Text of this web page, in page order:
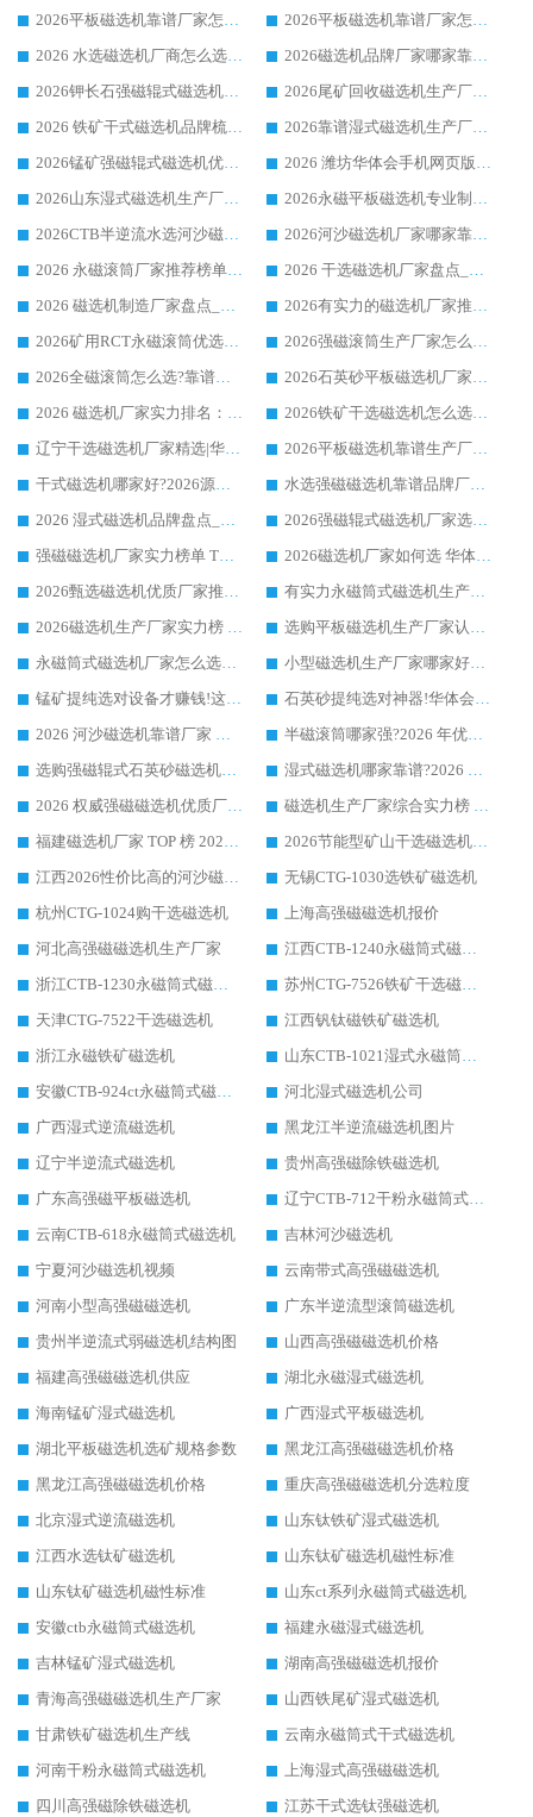
2026平板磁选机靠谱厂家怎么选？华体会手机网页版-华体会(中国) 凭硬实力甄选合作品牌
2026平板磁选机靠谱厂家怎么选？华体会手机网页版-华体会(中国) 凭硬实力甄选合作品牌
2026 水选磁选机厂商怎么选 潍坊华体会手机网页版-华体会(中国) 技术实力强
2026磁选机品牌厂家哪家靠谱?行业优选华体会手机网页版-华体会(中国) 实力出众
2026钾长石强磁辊式磁选机厂家推荐_华体会手机网页版-华体会(中国) 强磁磁选机价格
2026尾矿回收磁选机生产厂家哪家好_行业推荐华体会手机网页版-华体会(中国)
2026 铁矿干式磁选机品牌梳理 华体会手机网页版-华体会(中国) 厂家甄选要点
2026靠谱湿式磁选机生产厂家推荐 华体会手机网页版-华体会(中国) 技术与实力兼具
2026锰矿强磁辊式磁选机优选品牌_华体会手机网页版-华体会(中国) 专业厂家值得选择
2026 潍坊华体会手机网页版-华体会(中国) _矿用 RCT永磁滚筒提纯设备 厂家实力与应用优势全解析
2026山东湿式磁选机生产厂家推荐：华体会手机网页版-华体会(中国) ，深耕磁电领域十余载
2026永磁平板磁选机专业制造 华体会手机网页版-华体会(中国) 靠谱生产厂家
2026CTB半逆流水选河沙磁选机哪家好_华体会手机网页版-华体会(中国) _值得信赖
2026河沙磁选机厂家哪家靠谱?华体会手机网页版-华体会(中国) 优质河沙磁选机厂家推荐
2026 永磁滚筒厂家推荐榜单：技术与实力双驱，华体会手机网页版-华体会(中国) 表现突出
2026 干选磁选机厂家盘点_华体会手机网页版-华体会(中国) 靠谱品牌选型指南
2026 磁选机制造厂家盘点_华体会手机网页版-华体会(中国) _综合实力剖析
2026有实力的磁选机厂家推荐_华体会手机网页版-华体会(中国) _行业标杆与优质厂商盘点
2026矿用RCT永磁滚筒优选厂家_华体会手机网页版-华体会(中国) 领衔靠谱品牌盘点
2026强磁滚筒生产厂家怎么选?行业口碑推荐华体会手机网页版-华体会(中国)
2026全磁滚筒怎么选?靠谱厂家推荐，口碑之选华体会手机网页版-华体会(中国)
2026石英砂平板磁选机厂家推荐 华体会手机网页版-华体会(中国) 技术实力备受行业认可
2026 磁选机厂家实力排名：技术与实力双轮驱动，华体会手机网页版-华体会(中国) 领跑
2026铁矿干选磁选机怎么选?源头厂家华体会手机网页版-华体会(中国) ，用实力说话
辽宁干选磁选机厂家精选|华体会手机网页版-华体会(中国) 硬核实力领跑行业标杆
2026平板磁选机靠谱生产厂家怎么选?行业标杆华体会手机网页版-华体会(中国) ，凭硬实力脱颖而出
干式磁选机哪家好?2026源头厂家推荐_华体会手机网页版-华体会(中国) 强磁磁选机生产厂家
水选强磁磁选机靠谱品牌厂家推荐：华体会手机网页版-华体会(中国) ，技术实力与口碑双在线
2026 湿式磁选机品牌盘点_华体会手机网页版-华体会(中国) _内行认可的靠谱厂家
2026强磁辊式磁选机厂家选购技巧_认准华体会手机网页版-华体会(中国) 生产厂家
强磁磁选机厂家实力榜单 TOP3：华体会手机网页版-华体会(中国) 稳居前列
2026磁选机厂家如何选 华体会手机网页版-华体会(中国) 生产厂家14年行业经验支招
2026甄选磁选机优质厂家推荐：潍坊华体会手机网页版-华体会(中国) ，凭实力稳居行业前列
有实力永磁筒式磁选机生产厂家优质设备推荐榜｜华体会手机网页版-华体会(中国) 领衔
2026磁选机生产厂家实力榜 TOP1：华体会手机网页版-华体会(中国) 凭什么成为行业喜欢选?
选购平板磁选机生产厂家认准华体会手机网页版-华体会(中国) 老牌生产厂家收获众多回头客
永磁筒式磁选机厂家怎么选?14 年老厂华体会手机网页版-华体会(中国) 凭实力出圈，这 5 大优势太圈粉
小型磁选机生产厂家哪家好?2026 年实测推荐，华体会手机网页版-华体会(中国) 十年口碑厂值得闭眼入
锰矿提纯选对设备才赚钱!这家临朐厂家的强磁辊磁选机凭啥成行业标杆?
石英砂提纯选对神器!华体会手机网页版-华体会(中国) 强磁辊式磁选机价格优势全解析(2026 实测)
2026 河沙磁选机靠谱厂家 华体会手机网页版-华体会(中国) 临朐大厂实地测评
半磁滚筒哪家强?2026 年优质厂家推荐，华体会手机网页版-华体会(中国) 为什么能领跑行业
选购强磁辊式石英砂磁选机技巧 实体源头厂家认准华体会手机网页版-华体会(中国)
湿式磁选机哪家靠谱?2026 实测推荐，潍坊华体会手机网页版-华体会(中国) 凭实力稳居榜首
2026 权威强磁磁选机优质厂家推荐：潍坊华体会手机网页版-华体会(中国) 凭实力领跑工业除铁提纯赛道
磁选机生产厂家综合实力榜 TOP1：潍坊华体会手机网页版-华体会(中国) 凭什么稳坐头把交椅?
福建磁选机厂家 TOP 榜 2026：华体会手机网页版-华体会(中国) 凭 18000GS 强磁技术稳坐第一，这 5 家闭眼选不踩坑
2026节能型矿山干选磁选机：无水高效选矿的核心装备
江西2026性价比高的河沙磁选机生产厂家工作原理(通俗 + 专业双版，适配产品文案/介绍使用)
无锡CTG-1030选铁矿磁选机
杭州CTG-1024购干选磁选机
上海高强磁磁选机报价
河北高强磁磁选机生产厂家
江西CTB-1240永磁筒式磁选机厂家
浙江CTB-1230永磁筒式磁选机生产厂家
苏州CTG-7526铁矿干选磁选机
天津CTG-7522干选磁选机
江西钒钛磁铁矿磁选机
浙江永磁铁矿磁选机
山东CTB-1021湿式永磁筒式磁选机
安徽CTB-924ct永磁筒式磁选机
河北湿式磁选机公司
广西湿式逆流磁选机
黑龙江半逆流磁选机图片
辽宁半逆流式磁选机
贵州高强磁除铁磁选机
广东高强磁平板磁选机
辽宁CTB-712干粉永磁筒式磁选机
云南CTB-618永磁筒式磁选机
吉林河沙磁选机
宁夏河沙磁选机视频
云南带式高强磁磁选机
河南小型高强磁磁选机
广东半逆流型滚筒磁选机
贵州半逆流式弱磁选机结构图
山西高强磁磁选机价格
福建高强磁磁选机供应
湖北永磁湿式磁选机
海南锰矿湿式磁选机
广西湿式平板磁选机
湖北平板磁选机选矿规格参数
黑龙江高强磁磁选机价格
黑龙江高强磁磁选机价格
重庆高强磁磁选机分选粒度
北京湿式逆流磁选机
山东钛铁矿湿式磁选机
江西水选钛矿磁选机
山东钛矿磁选机磁性标准
山东钛矿磁选机磁性标准
山东ct系列永磁筒式磁选机
安徽ctb永磁筒式磁选机
福建永磁湿式磁选机
吉林锰矿湿式磁选机
湖南高强磁磁选机报价
青海高强磁磁选机生产厂家
山西铁尾矿湿式磁选机
甘肃铁矿磁选机生产线
云南永磁筒式干式磁选机
河南干粉永磁筒式磁选机
上海湿式高强磁磁选机
四川高强磁除铁磁选机
江苏干式选钛强磁选机